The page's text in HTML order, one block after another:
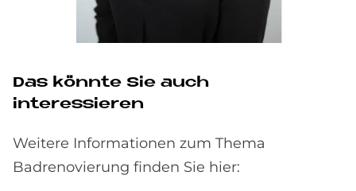
Das könnte Sie auch
interessieren
Weitere Informationen zum Thema
Badrenovierung finden Sie hier: